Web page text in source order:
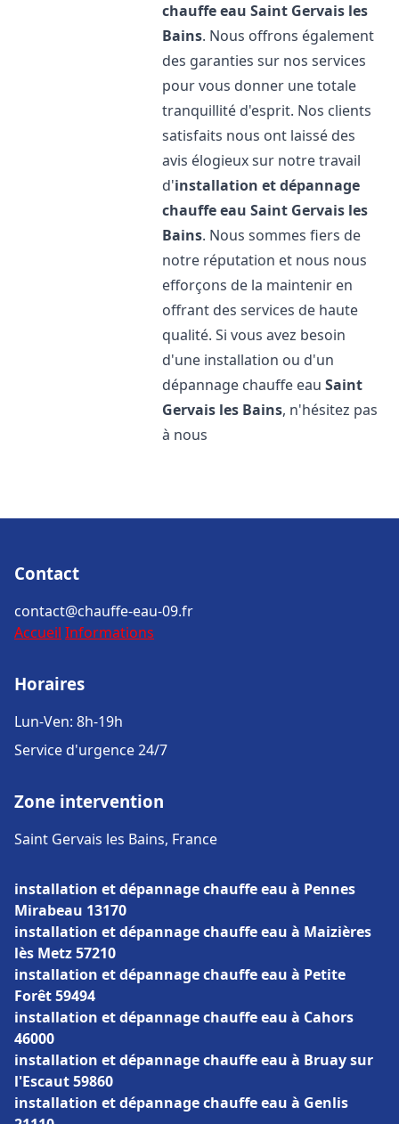
chauffe eau Saint Gervais les
Bains. Nous offrons également
des garanties sur nos services
pour vous donner une totale
tranquillité d'esprit. Nos clients
satisfaits nous ont laissé des
avis élogieux sur notre travail
d'installation et dépannage
chauffe eau Saint Gervais les
Bains. Nous sommes fiers de
notre réputation et nous nous
efforçons de la maintenir en
offrant des services de haute
qualité. Si vous avez besoin
d'une installation ou d'un
dépannage chauffe eauSaint
Gervais les Bains, n'hésitez pas
à nous
Contact
contact@chauffe-eau-09.fr
Accueil Informations
Horaires
Lun-Ven: 8h-19h
Service d'urgence 24/7
Zone intervention
Saint Gervais les Bains, France
installation et dépannage chauffe eau à Pennes
Mirabeau 13170
installation et dépannage chauffe eau à Maizières
lès Metz 57210
installation et dépannage chauffe eau à Petite
Forêt 59494
installation et dépannage chauffe eau à Cahors
46000
installation et dépannage chauffe eau à Bruay sur
l'Escaut 59860
installation et dépannage chauffe eau à Genlis